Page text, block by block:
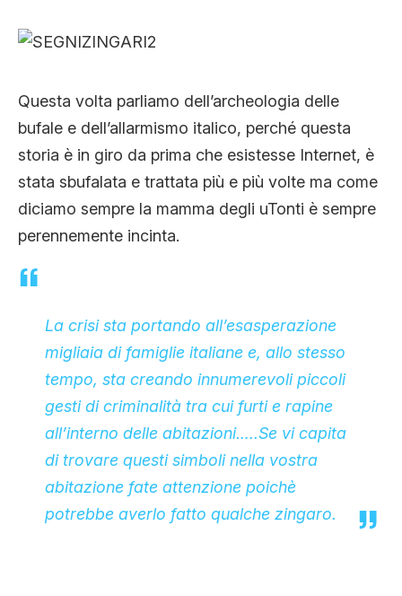
EDITORIALI
TRUFFE E SOCIAL NETWORK
CLIMA ED ENERGIA
CHI SIAMO
Questa volta parliamo dell’archeologia delle
bufale e dell’allarmismo italico, perché questa
storia è in giro da prima che esistesse Internet, è
stata sbufalata e trattata più e più volte ma come
diciamo sempre la mamma degli uTonti è sempre
perennemente incinta.
La crisi sta portando all’esasperazione
migliaia di famiglie italiane e, allo stesso
tempo, sta creando innumerevoli piccoli
gesti di criminalità tra cui furti e rapine
all’interno delle abitazioni…..Se vi capita
di trovare questi simboli nella vostra
abitazione fate attenzione poichè
potrebbe averlo fatto qualche zingaro.